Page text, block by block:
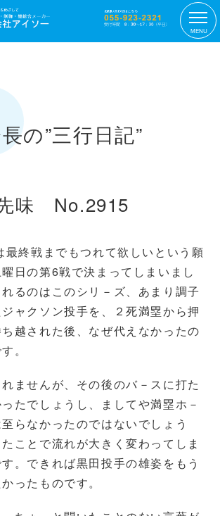
MENU
の”三行日記”
味 No.2915
最終戦までもつれて欲しいという願
日の第6戦で決まってしまいまし
るのはこのシリ－ズ、あまり調子
ャクソン投手を、２死満塁から押
越された後、なぜ代えなかったの
。
ませんが、その後のバ－スに打た
たでしょうし、ましてや満塁ホ－
らなかったのではないでしょう
ことで流れが大きく変わってしま
。できれば黒田投手の雄姿をもう
ったものです。